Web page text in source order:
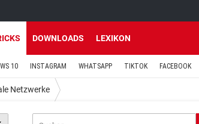
DOWNLOADS LEXIKON
10 INSTAGRAM WHATSAPP TIKTOK FACEBOOK
Netzwerke